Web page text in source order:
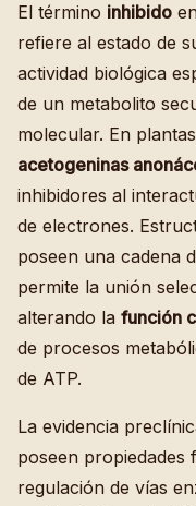
El término inhibido
refiere al estado de
actividad biológica
de un metabolito
molecular. En
acetogeninas
inhibidores al
de electrones.
poseen una cadena
permite la unión
alterando la función
de procesos
de ATP.
La evidencia
poseen propiedades
regulación de vías